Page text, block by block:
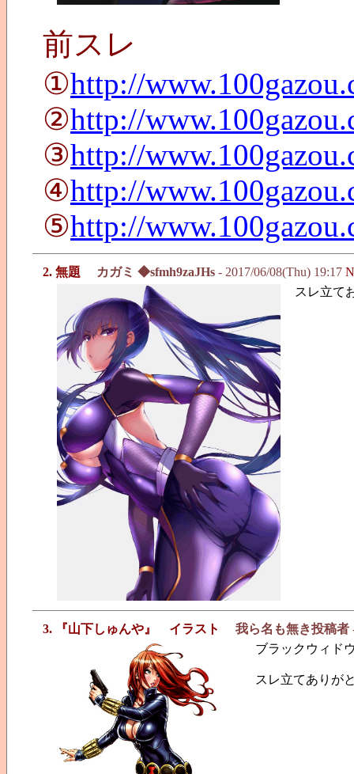
前スレ
①http://
②http://
③http://
④http://
⑤http://
2. 無題 カガミ ◆sfmh9zaJHs - 2017/06/08(Thu) 19:17
スレ立て
3. 『山下しゅんや』 イラスト 我ら名も無き投稿者
ブラックウィド
スレ立てありが